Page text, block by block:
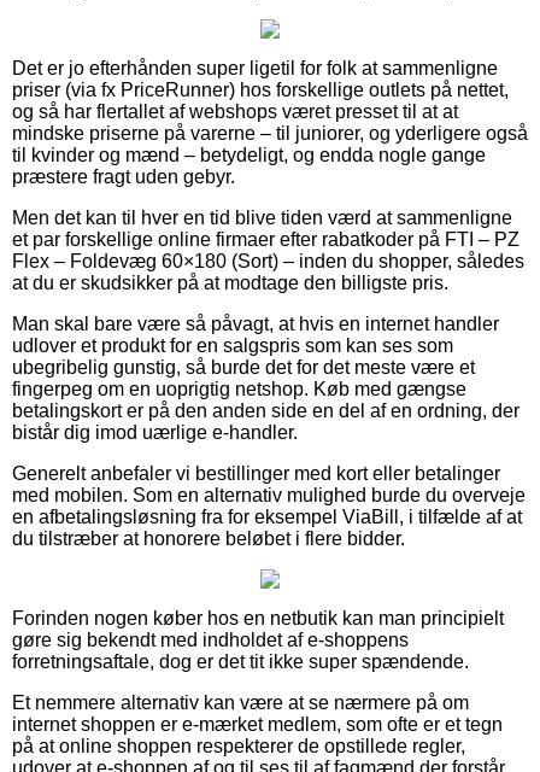
Det er jo efterhånden super ligetil for folk at sammenligne
priser (via fx PriceRunner) hos forskellige outlets på nettet,
og så har flertallet af webshops været presset til at at
mindske priserne på varerne – til juniorer, og yderligere også
til kvinder og mænd – betydeligt, og endda nogle gange
præstere fragt uden gebyr.
Men det kan til hver en tid blive tiden værd at sammenligne
et par forskellige online firmaer efter rabatkoder på FTI – PZ
Flex – Foldevæg 60×180 (Sort) – inden du shopper, således
at du er skudsikker på at modtage den billigste pris.
Man skal bare være så påvagt, at hvis en internet handler
udlover et produkt for en salgspris som kan ses som
ubegribelig gunstig, så burde det for det meste være et
fingerpeg om en uoprigtig netshop. Køb med gængse
betalingskort er på den anden side en del af en ordning, der
bistår dig imod uærlige e-handler.
Generelt anbefaler vi bestillinger med kort eller betalinger
med mobilen. Som en alternativ mulighed burde du overveje
en afbetalingsløsning fra for eksempel ViaBill, i tilfælde af at
du tilstræber at honorere beløbet i flere bidder.
Forinden nogen køber hos en netbutik kan man principielt
gøre sig bekendt med indholdet af e-shoppens
forretningsaftale, dog er det tit ikke super spændende.
Et nemmere alternativ kan være at se nærmere på om
internet shoppen er e-mærket medlem, som ofte er et tegn
på at online shoppen respekterer de opstillede regler,
udover at e-shoppen af og til ses til af fagmænd der forstår